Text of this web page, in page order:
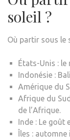
soleil ?
Où partir sous le
États-Unis : le
Indonésie :
Amérique du
Afrique du
de l’Afrique.
Inde : Le goût
Îles : automne